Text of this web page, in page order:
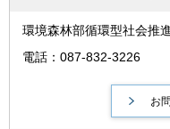
環境森林部循環型社会推
電話：087-832-3226